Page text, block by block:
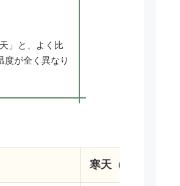
」と、よく比
度が全く異なり
寒天（かんてん）